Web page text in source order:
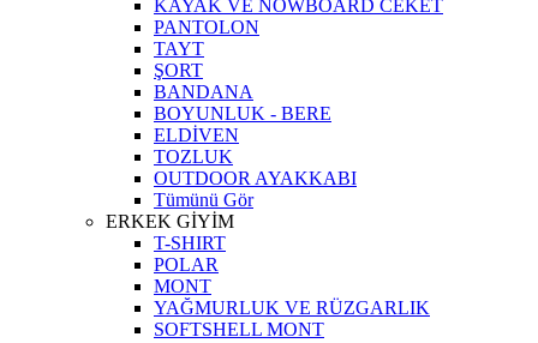
KAYAK VE NOWBOARD CEKET
PANTOLON
TAYT
ŞORT
BANDANA
BOYUNLUK - BERE
ELDİVEN
TOZLUK
OUTDOOR AYAKKABI
Tümünü Gör
ERKEK GİYİM
T-SHIRT
POLAR
MONT
YAĞMURLUK VE RÜZGARLIK
SOFTSHELL MONT